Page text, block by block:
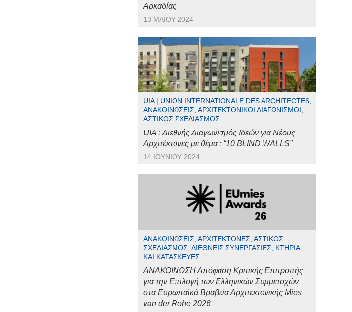
Αρκαδίας
13 ΜΑΪ́ΟΥ 2024
UIA | UNION INTERNATIONALE DES ARCHITECTES,
ΑΝΑΚΟΙΝΏΣΕΙΣ, ΑΡΧΙΤΕΚΤΟΝΙΚΟΊ ΔΙΑΓΩΝΙΣΜΟΊ,
ΑΣΤΙΚΌΣ ΣΧΕΔΙΑΣΜΌΣ
UIA : Διεθνής Διαγωνισμός Ιδεών για Νέους
Αρχιτέκτονες με θέμα : “10 BLIND WALLS”
14 ΙΟΥΝΊΟΥ 2024
ΑΝΑΚΟΙΝΏΣΕΙΣ, ΑΡΧΙΤΈΚΤΟΝΕΣ, ΑΣΤΙΚΌΣ
ΣΧΕΔΙΑΣΜΌΣ, ΔΙΕΘΝΕΊΣ ΣΥΝΕΡΓΑΣΊΕΣ, ΚΤΉΡΙΑ
ΚΑΙ ΚΑΤΑΣΚΕΥΈΣ
ΑΝΑΚΟΙΝΩΣΗ Απόφαση Κριτικής Επιτροπής
για την Επιλογή των Ελληνικών Συμμετοχών
στα Ευρωπαϊκά Βραβεία Αρχιτεκτονικής Mies
van der Rohe 2026